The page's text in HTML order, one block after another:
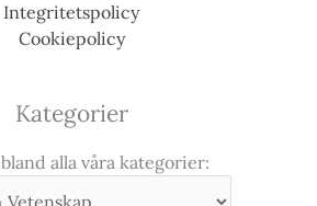
Integritetspolicy
Cookiepolicy
Kategorier
alla våra kategorier: